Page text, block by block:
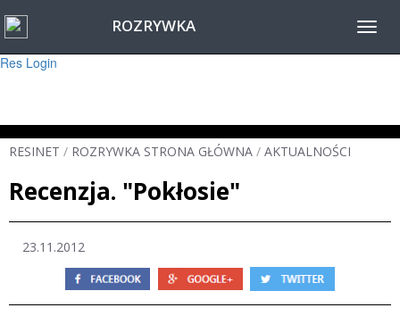
Warning
: session_start(): Failed to read session data: user (path: ) in
Res Login
ROZRYWKA
RESINET / ROZRYWKA STRONA GŁÓWNA / AKTUALNOŚCI
Recenzja. "Pokłosie"
23.11.2012